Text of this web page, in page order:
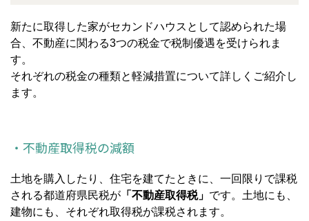
新たに取得した家がセカンドハウスとして認められた場
合、不動産に関わる3つの税金で税制優遇を受けられま
す。
それぞれの税金の種類と軽減措置について詳しくご紹介し
ます。
・不動産取得税の減額
土地を購入したり、住宅を建てたときに、一回限りで課税
される都道府県民税が 「不動産取得税」 です。土地にも、
建物にも、それぞれ取得税が課税されます。